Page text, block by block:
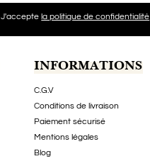
J'acceptela politique de confidentialité
INFORMATIONS
C.G.V
Conditions de livraison
Paiement sécurisé
Mentions légales
Blog